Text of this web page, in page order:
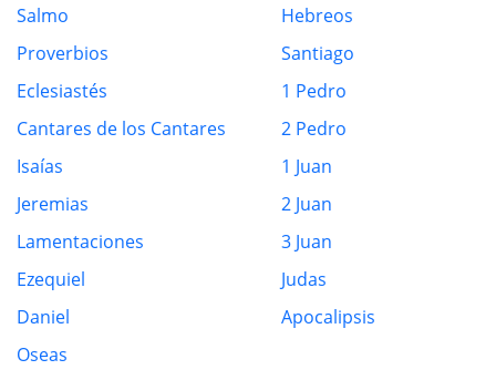
Salmo
Proverbios
Eclesiastés
Cantares de los Cantares
Isaías
Jeremias
Lamentaciones
Ezequiel
Daniel
Oseas
Hebreos
Santiago
1 Pedro
2 Pedro
1 Juan
2 Juan
3 Juan
Judas
Apocalipsis